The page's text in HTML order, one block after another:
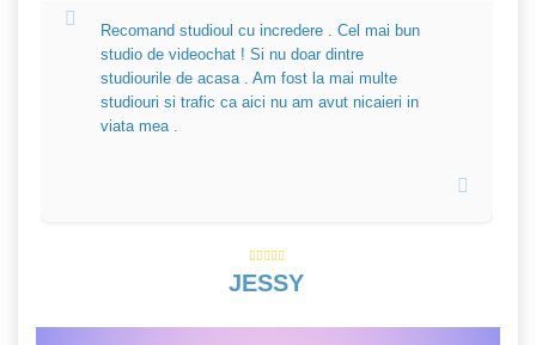
Recomand studioul cu incredere . Cel mai bun
studio de videochat ! Si nu doar dintre
studiourile de acasa . Am fost la mai multe
studiouri si trafic ca aici nu am avut nicaieri in
viata mea .
JESSY